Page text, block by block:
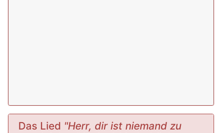
Das Lied "Herr, dir ist niemand zu